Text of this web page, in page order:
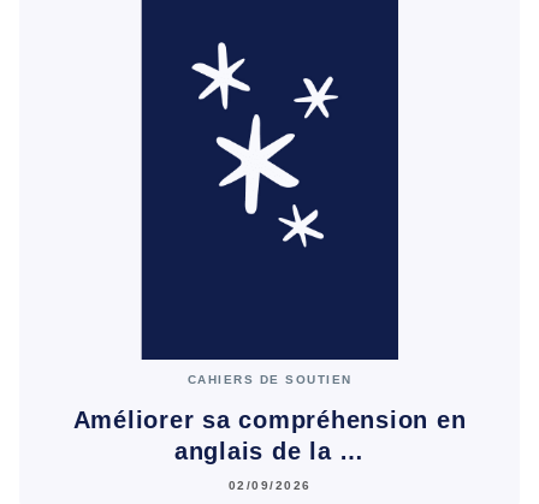
CAHIERS DE SOUTIEN
Améliorer sa compréhension en
anglais de la …
02/09/2026